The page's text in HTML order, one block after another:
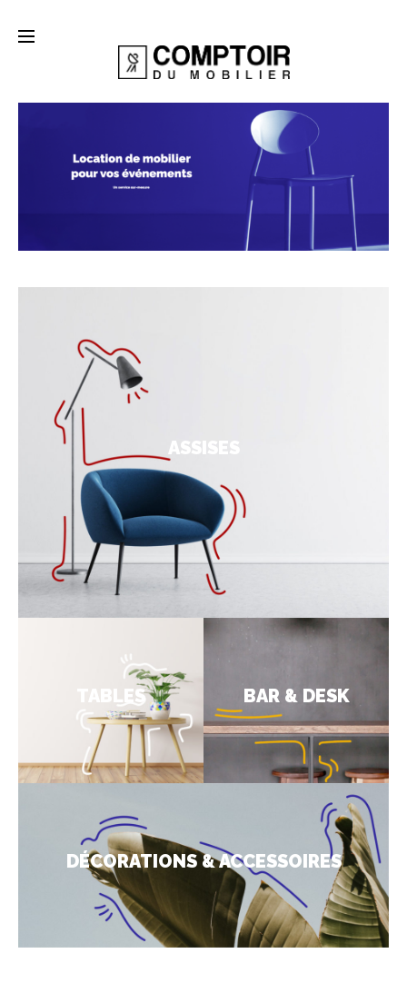
ASSISES
TABLES BAR & DESK
DÉCORATIONS & ACCESSOIRES